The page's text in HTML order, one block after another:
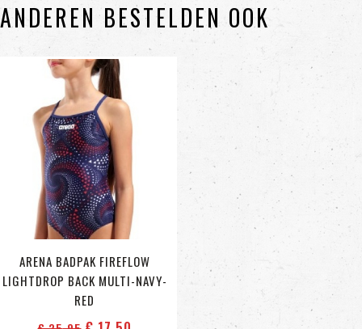
ANDEREN BESTELDEN OOK
ARENA BADPAK FIREFLOW
LIGHTDROP BACK MULTI-NAVY-
RED